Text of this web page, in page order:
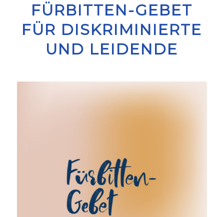
FÜRBITTEN-GEBET
FÜR DISKRIMINIERTE
UND LEIDENDE